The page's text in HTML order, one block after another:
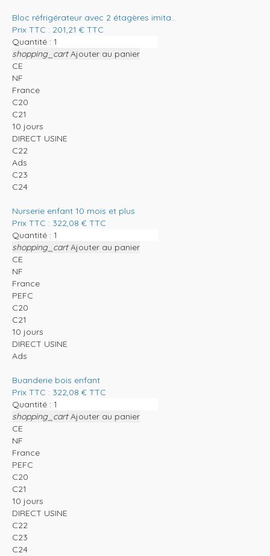
Bloc réfrigérateur avec 2 étagères imita...
Prix TTC : 201,21 € TTC
Quantité :
shopping_cart Ajouter au panier
CE
NF
France
C20
C21
10 jours
DIRECT USINE
C22
Ads
C23
C24
Nurserie enfant 10 mois et plus
Prix TTC : 322,08 € TTC
Quantité :
shopping_cart Ajouter au panier
CE
NF
France
PEFC
C20
C21
10 jours
DIRECT USINE
Ads
Buanderie bois enfant
Prix TTC : 322,08 € TTC
Quantité :
shopping_cart Ajouter au panier
CE
NF
France
PEFC
C20
C21
10 jours
DIRECT USINE
C22
C23
C24